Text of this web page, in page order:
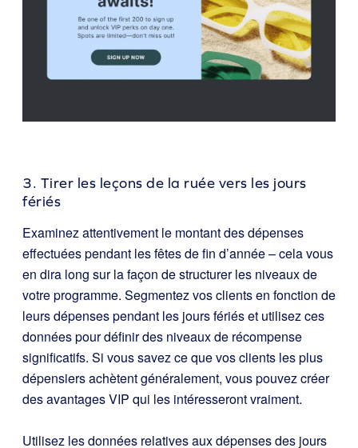
3. Tirer les leçons de la ruée vers les jours
fériés
Examinez attentivement le montant des dépenses
effectuées pendant les fêtes de fin d’année – cela vous
en dira long sur la façon de structurer les niveaux de
votre programme. Segmentez vos clients en fonction de
leurs dépenses pendant les jours fériés et utilisez ces
données pour définir des niveaux de récompense
significatifs. Si vous savez ce que vos clients les plus
dépensiers achètent généralement, vous pouvez créer
des avantages VIP qui les intéresseront vraiment.
Utilisez les données relatives aux dépenses des jours